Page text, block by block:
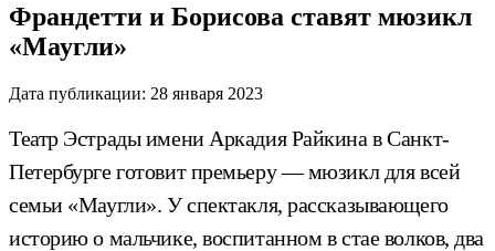
Франдетти и Борисова ставят мюзикл
«Маугли»
Дата публикации: 28 января 2023
Театр Эстрады имени Аркадия Райкина в Санкт-
Петербурге готовит премьеру — мюзикл для всей
семьи «Маугли». У спектакля, рассказывающего
историю о мальчике, воспитанном в стае волков, два